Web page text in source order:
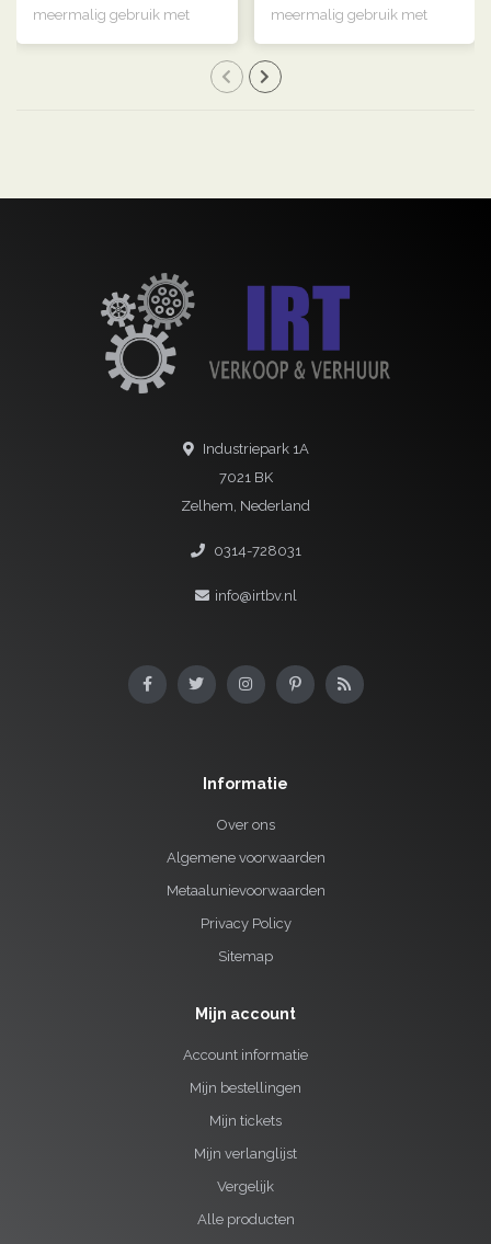
meermalig gebruik met
meermalig gebruik met
Industriepark 1A
7021 BK
Zelhem, Nederland
0314-728031
info@irtbv.nl
Informatie
Over ons
Algemene voorwaarden
Metaalunievoorwaarden
Privacy Policy
Sitemap
Mijn account
Account informatie
Mijn bestellingen
Mijn tickets
Mijn verlanglijst
Vergelijk
Alle producten